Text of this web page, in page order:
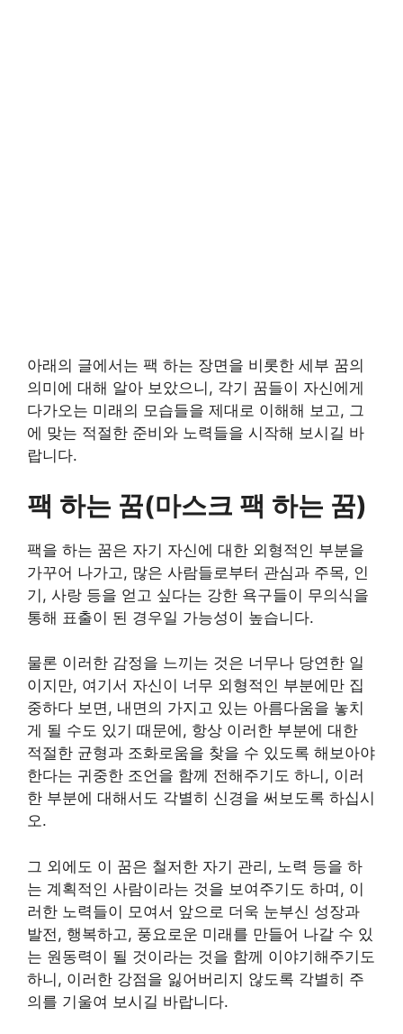
아래의 글에서는 팩 하는 장면을 비롯한 세부 꿈의
의미에 대해 알아 보았으니, 각기 꿈들이 자신에게
다가오는 미래의 모습들을 제대로 이해해 보고, 그
에 맞는 적절한 준비와 노력들을 시작해 보시길 바
랍니다.
팩 하는 꿈(마스크 팩 하는 꿈)
팩을 하는 꿈은 자기 자신에 대한 외형적인 부분을
가꾸어 나가고, 많은 사람들로부터 관심과 주목, 인
기, 사랑 등을 얻고 싶다는 강한 욕구들이 무의식을
통해 표출이 된 경우일 가능성이 높습니다.
물론 이러한 감정을 느끼는 것은 너무나 당연한 일
이지만, 여기서 자신이 너무 외형적인 부분에만 집
중하다 보면, 내면의 가지고 있는 아름다움을 놓치
게 될 수도 있기 때문에, 항상 이러한 부분에 대한
적절한 균형과 조화로움을 찾을 수 있도록 해보아야
한다는 귀중한 조언을 함께 전해주기도 하니, 이러
한 부분에 대해서도 각별히 신경을 써보도록 하십시
오.
그 외에도 이 꿈은 철저한 자기 관리, 노력 등을 하
는 계획적인 사람이라는 것을 보여주기도 하며, 이
러한 노력들이 모여서 앞으로 더욱 눈부신 성장과
발전, 행복하고, 풍요로운 미래를 만들어 나갈 수 있
는 원동력이 될 것이라는 것을 함께 이야기해주기도
하니, 이러한 강점을 잃어버리지 않도록 각별히 주
의를 기울여 보시길 바랍니다.